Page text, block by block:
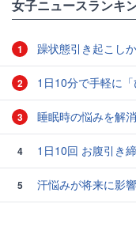
女子ニュースランキ
1 躁状態引き起こし
2 1日10分で手軽に「
3 睡眠時の悩みを解
4 1日10回 お腹引き
5
汗悩みが将来に影